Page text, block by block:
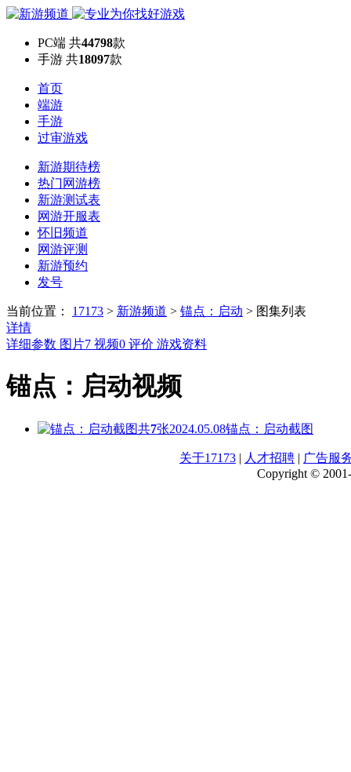
PC端 共44798款
手游 共18097款
首页
端游
手游
过审游戏
新游期待榜
热门网游榜
新游测试表
网游开服表
怀旧频道
网游评测
新游预约
发号
当前位置： 17173 > 新游频道 > 锚点：启动 > 图集列表
详情
详细参数 图片7 视频0 评价 游戏资料
锚点：启动视频
共7张2024.05.08锚点：启动截图
关于17173 | 人才招聘 | 广告服
Copyright ©